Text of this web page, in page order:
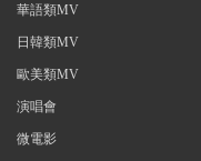
華語類MV
日韓類MV
歐美類MV
演唱會
微電影